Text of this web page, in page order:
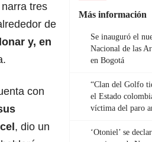
Más información
Se inauguró el
Nacional de las
en Bogotá
“Clan del Golfo
el Estado
víctima del paro
‘Otoniel’ se
narra tres
de
y, en
con
, dio un